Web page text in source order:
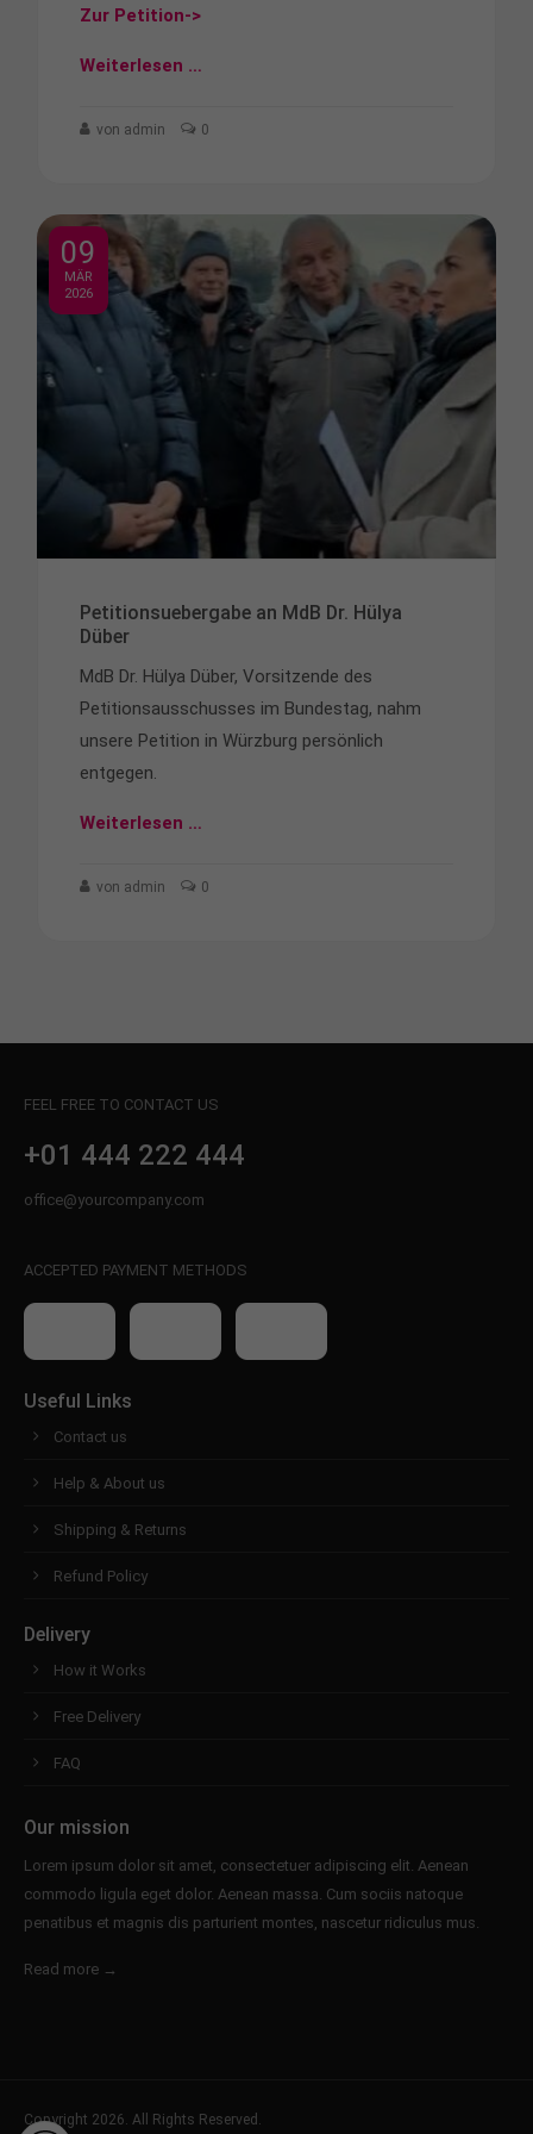
quam felis, ultricies nec.
Zur Petition->
Weiterlesen …
von admin 0
09
MÄR
2026
Petitionsuebergabe an MdB Dr. Hülya
Düber
MdB Dr. Hülya Düber, Vorsitzende des
Petitionsausschusses im Bundestag, nahm
unsere Petition in Würzburg persönlich
entgegen.
Weiterlesen …
von admin 0
FEEL FREE TO CONTACT US
+01 444 222 444
office@yourcompany.com
ACCEPTED PAYMENT METHODS
Useful Links
Contact us
Help & About us
Shipping & Returns
Refund Policy
Delivery
How it Works
Free Delivery
FAQ
Our mission
Lorem ipsum dolor sit amet, consectetuer adipiscing elit. Aenean
commodo ligula eget dolor. Aenean massa. Cum sociis natoque
penatibus et magnis dis parturient montes, nascetur ridiculus mus.
Read more →
Copyright 2026. All Rights Reserved.